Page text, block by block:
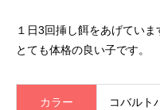
１日3回挿し餌をあげていま
とても体格の良い子です。
カラー コバルト